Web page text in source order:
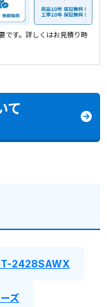
です。詳しくはお見積り時
て
2428SAWX
ズ